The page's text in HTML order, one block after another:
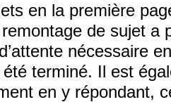
en la première
de sujet a
nécessaire
été terminé. Il est
en y répondant,